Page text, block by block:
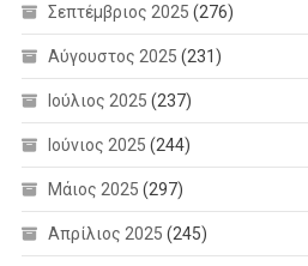
Σεπτέμβριος 2025 (276)
Αύγουστος 2025 (231)
Ιούλιος 2025 (237)
Ιούνιος 2025 (244)
Μάιος 2025 (297)
Απρίλιος 2025 (245)